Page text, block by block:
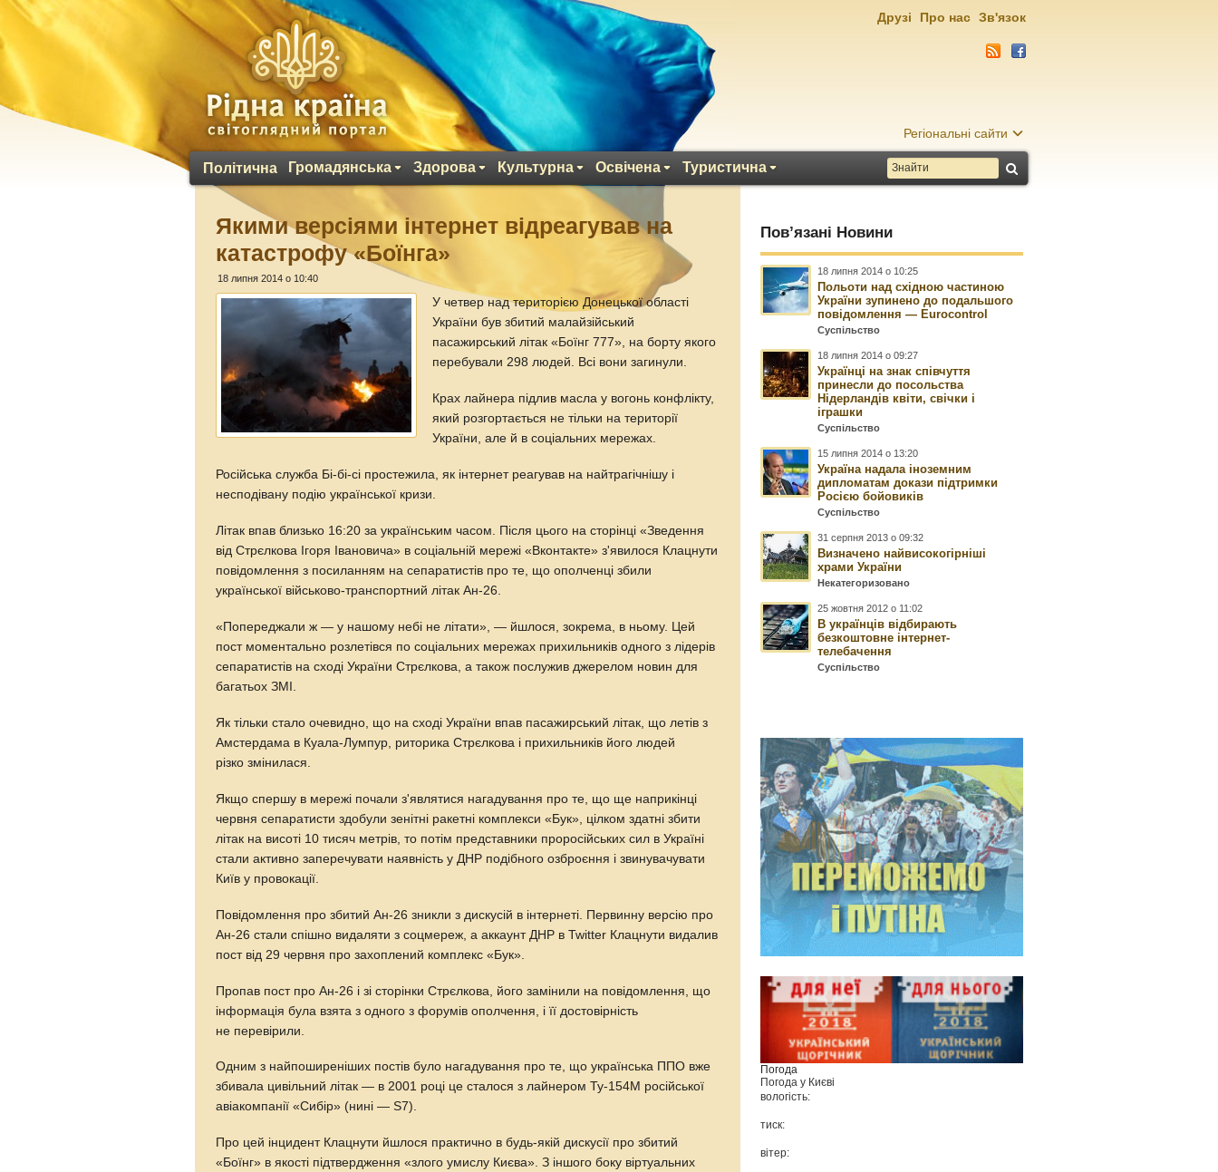
Регіональні сайти
Політична Громадянська Здорова Культурна Освічена Туристична
Друзі Про нас Зв'язок
Якими версіями інтернет відреагував на
катастрофу «Боїнга»
18 липня 2014 о 10:40
У четвер над територією Донецької області
України був збитий малайзійський
пасажирський літак «Боїнг 777», на борту якого
перебували 298 людей. Всі вони загинули.
Крах лайнера підлив масла у вогонь конфлікту,
який розгортається не тільки на території
України, але й в соціальних мережах.
Російська служба Бі-бі-сі простежила, як інтернет реагував на найтрагічнішу і
несподівану подію української кризи.
Літак впав близько 16:20 за українським часом. Після цього на сторінці «Зведення
від Стрєлкова Ігоря Івановича» в соціальній мережі «Вконтакте» з'явилося Клацнути
повідомлення з посиланням на сепаратистів про те, що ополченці збили
української військово-транспортний літак Ан-26.
«Попереджали ж — у нашому небі не літати», — йшлося, зокрема, в ньому. Цей
пост моментально розлетівся по соціальних мережах прихильників одного з лідерів
сепаратистів на сході України Стрєлкова, а також послужив джерелом новин для
багатьох ЗМІ.
Як тільки стало очевидно, що на сході України впав пасажирський літак, що летів з
Амстердама в Куала-Лумпур, риторика Стрєлкова і прихильників його людей
різко змінилася.
Якщо спершу в мережі почали з'являтися нагадування про те, що ще наприкінці
червня сепаратисти здобули зенітні ракетні комплекси «Бук», цілком здатні збити
літак на висоті 10 тисяч метрів, то потім представники проросійських сил в Україні
стали активно заперечувати наявність у ДНР подібного озброєння і звинувачувати
Київ у провокації.
Повідомлення про збитий Ан-26 зникли з дискусій в інтернеті. Первинну версію про
Ан-26 стали спішно видаляти з соцмереж, а аккаунт ДНР в Twitter Клацнути видалив
пост від 29 червня про захоплений комплекс «Бук».
Пропав пост про Ан-26 і зі сторінки Стрєлкова, його замінили на повідомлення, що
інформація була взята з одного з форумів ополчення, і її достовірність
не перевірили.
Одним з найпоширеніших постів було нагадування про те, що українська ППО вже
збивала цивільний літак — в 2001 році це сталося з лайнером Ту-154М російської
авіакомпанії «Сибір» (нині — S7).
Про цей інцидент Клацнути йшлося практично в будь-якій дискусії про збитий
«Боїнг» в якості підтвердження «злого умислу Києва». З іншого боку віртуальних
Пов’язані Новини
18 липня 2014 о 10:25
Польоти над східною частиною
України зупинено до подальшого
повідомлення — Eurocontrol
Суспільство
18 липня 2014 о 09:27
Українці на знак співчуття
принесли до посольства
Нідерландів квіти, свічки і
іграшки
Суспільство
15 липня 2014 о 13:20
Україна надала іноземним
дипломатам докази підтримки
Росією бойовиків
Суспільство
31 серпня 2013 о 09:32
Визначено найвисокогірніші
храми України
Некатегоризовано
25 жовтня 2012 о 11:02
В українців відбирають
безкоштовне інтернет-
телебачення
Суспільство
Погода
Погода у Києві
вологість:
тиск:
вітер: